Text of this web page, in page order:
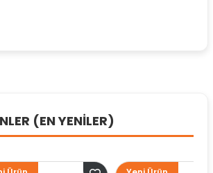
(EN YENİLER)